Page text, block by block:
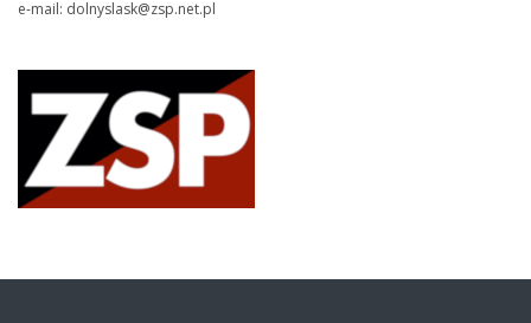
e-mail: dolnyslask@zsp.net.pl